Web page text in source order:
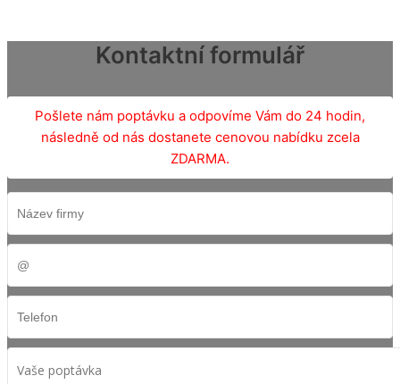
Kontaktní formulář
Pošlete nám poptávku a odpovíme Vám do 24 hodin,
následně od nás dostanete cenovou nabídku zcela
ZDARMA.